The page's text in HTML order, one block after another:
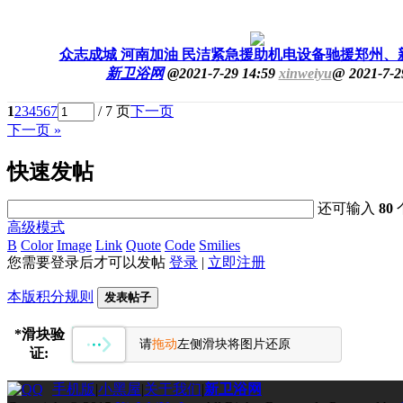
众志成城 河南加油 民洁紧急援助机电设备驰援郑州、
新卫浴网 @2021-7-29 14:59 xinweiyu@ 2021-7-
1234567 / 7 页下一页
下一页 »
快速发帖
还可输入80
高级模式
B Color Image Link Quote Code Smilies
您需要登录后才可以发帖 登录 | 立即注册
本版积分规则 发表帖子
*滑块验
证:
请拖动左侧滑块将图片还原
手机版|小黑屋|关于我们|新卫浴网